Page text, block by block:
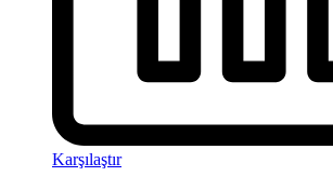
Karşılaştır